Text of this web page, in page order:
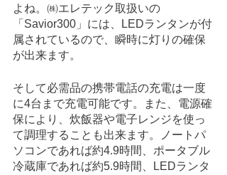
よね。㈱エレテック取扱いの
「Savior300」には、LEDランタンが付
属されているので、瞬時に灯りの確保
が出来ます。
そして必需品の携帯電話の充電は一度
に4台まで充電可能です。また、電源確
保により、炊飯器や電子レンジを使っ
て調理することも出来ます。ノートパ
ソコンであれば約4.9時間、ポータブル
冷蔵庫であれば約5.9時間、LEDランタ